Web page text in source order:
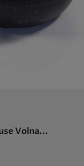
Volna...